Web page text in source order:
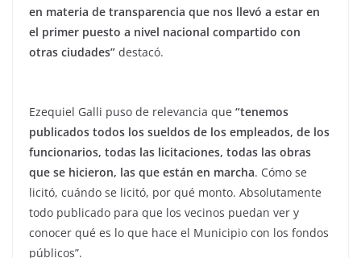
en materia de transparencia que nos llevó a estar en
el primer puesto a nivel nacional compartido con
otras ciudades” destacó.
Ezequiel Galli puso de relevancia que “tenemos
publicados todos los sueldos de los empleados, de los
funcionarios, todas las licitaciones, todas las obras
que se hicieron, las que están en marcha. Cómo se
licitó, cuándo se licitó, por qué monto. Absolutamente
todo publicado para que los vecinos puedan ver y
conocer qué es lo que hace el Municipio con los fondos
públicos”.